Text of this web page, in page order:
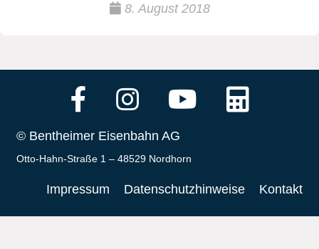
8. August 2018
© Bentheimer Eisenbahn AG
Otto-Hahn-Straße 1 – 48529 Nordhorn
Impressum Datenschutzhinweise Kontakt